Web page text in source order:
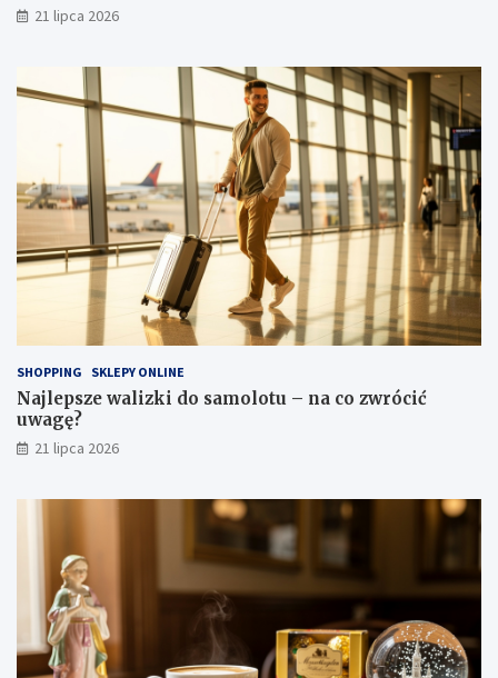
21 lipca 2026
SHOPPING SKLEPY ONLINE
Najlepsze walizki do samolotu – na co zwrócić
uwagę?
21 lipca 2026